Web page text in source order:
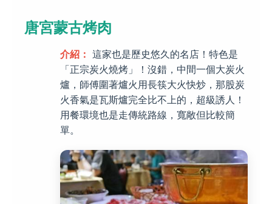
唐宮蒙古烤肉
介紹： 這家也是歷史悠久的名店！特色是
「正宗炭火燒烤」！沒錯，中間一個大炭火
爐，師傅圍著爐火用長筷大火快炒，那股炭
火香氣是瓦斯爐完全比不上的，超級誘人！
用餐環境也是走傳統路線，寬敞但比較簡
單。